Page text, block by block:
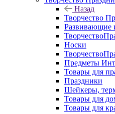
Назад
Творчество
Развивающие
Носки
Предметы
Товары для
Праздники
Шейкеры,
Товары для
Товары для